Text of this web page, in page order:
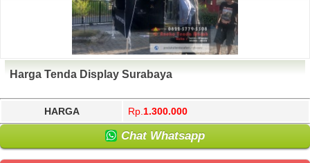
Harga Tenda Display Surabaya
HARGA Rp. 1.300.000
Chat Whatsapp